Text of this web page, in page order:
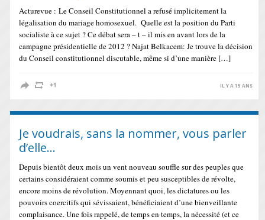
Acturevue : Le Conseil Constitutionnel a refusé implicitement la
légalisation du mariage homosexuel. Quelle est la position du Parti
socialiste à ce sujet ? Ce débat sera – t – il mis en avant lors de la
campagne présidentielle de 2012 ? Najat Belkacem: Je trouve la décision
du Conseil constitutionnel discutable, même si d’une manière […]
IL Y A 15 ANS
Je voudrais, sans la nommer, vous parler
d’elle…
Depuis bientôt deux mois un vent nouveau souffle sur des peuples que
certains considéraient comme soumis et peu susceptibles de révolte,
encore moins de révolution. Moyennant quoi, les dictatures ou les
pouvoirs coercitifs qui sévissaient, bénéficiaient d’une bienveillante
complaisance. Une fois rappelé, de temps en temps, la nécessité (et ce